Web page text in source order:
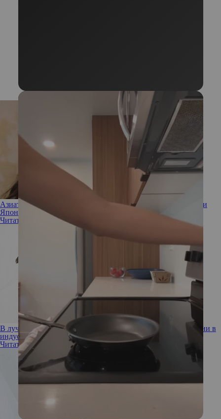
Азиатская косметика и особенности ухода за собой в Корее и
Японии
Читать полностью
В лучших традициях: чем нас удивляют азиатские инновации в
индустрии красоты
Читать полностью